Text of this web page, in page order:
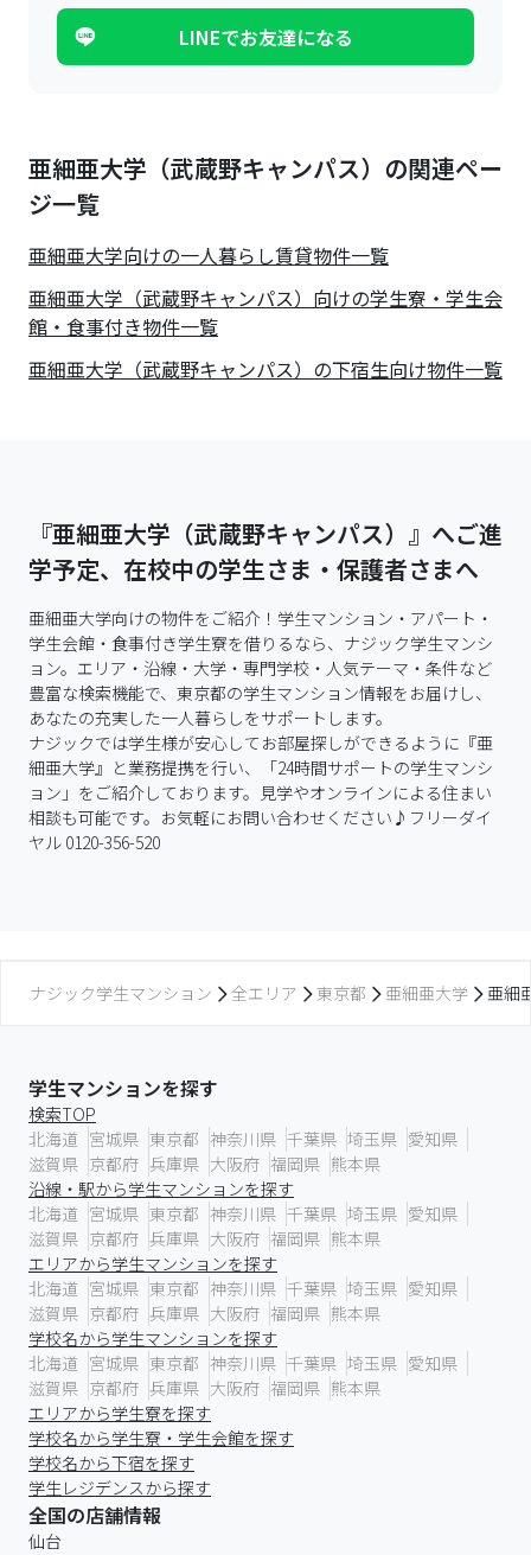
LINEでお友達になる
亜細亜大学（武蔵野キャンパス）の関連ペー
ジ一覧
亜細亜大学向けの一人暮らし賃貸物件一覧
亜細亜大学（武蔵野キャンパス）向けの学生寮・学生会
館・食事付き物件一覧
亜細亜大学（武蔵野キャンパス）の下宿生向け物件一覧
『亜細亜大学（武蔵野キャンパス）』へご進
学予定、在校中の学生さま・保護者さまへ
亜細亜大学向けの物件をご紹介！学生マンション・アパート・
学生会館・食事付き学生寮を借りるなら、ナジック学生マンシ
ョン。エリア・沿線・大学・専門学校・人気テーマ・条件など
豊富な検索機能で、東京都の学生マンション情報をお届けし、
あなたの充実した一人暮らしをサポートします。
ナジックでは学生様が安心してお部屋探しができるように『亜
細亜大学』と業務提携を行い、「24時間サポートの学生マンシ
ョン」をご紹介しております。見学やオンラインによる住まい
相談も可能です。お気軽にお問い合わせください♪フリーダイ
ヤル 0120-356-520
ナジック学生マンション 全エリア 東京都 亜細亜大学 亜細
学生マンションを探す
検索TOP
北海道 宮城県 東京都 神奈川県 千葉県 埼玉県 愛知県
滋賀県 京都府 兵庫県 大阪府 福岡県 熊本県
沿線・駅から学生マンションを探す
北海道 宮城県 東京都 神奈川県 千葉県 埼玉県 愛知県
滋賀県 京都府 兵庫県 大阪府 福岡県 熊本県
エリアから学生マンションを探す
北海道 宮城県 東京都 神奈川県 千葉県 埼玉県 愛知県
滋賀県 京都府 兵庫県 大阪府 福岡県 熊本県
学校名から学生マンションを探す
北海道 宮城県 東京都 神奈川県 千葉県 埼玉県 愛知県
滋賀県 京都府 兵庫県 大阪府 福岡県 熊本県
エリアから学生寮を探す
学校名から学生寮・学生会館を探す
学校名から下宿を探す
学生レジデンスから探す
全国の店舗情報
仙台